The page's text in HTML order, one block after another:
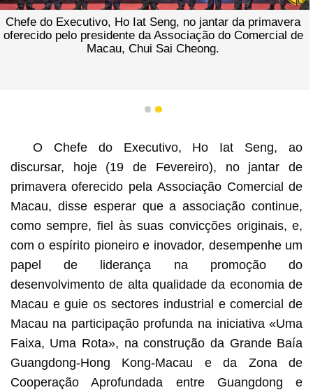
Chefe do Executivo, Ho Iat Seng, no jantar da primavera
oferecido pelo presidente da Associação do Comercial de
Macau, Chui Sai Cheong.
1 2
O Chefe do Executivo, Ho Iat Seng, ao
discursar, hoje (19 de Fevereiro), no jantar de
primavera oferecido pela Associação Comercial de
Macau, disse esperar que a associação continue,
como sempre, fiel às suas convicções originais, e,
com o espírito pioneiro e inovador, desempenhe um
papel de liderança na promoção do
desenvolvimento de alta qualidade da economia de
Macau e guie os sectores industrial e comercial de
Macau na participação profunda na iniciativa «Uma
Faixa, Uma Rota», na construção da Grande Baía
Guangdong-Hong Kong-Macau e da Zona de
Cooperação Aprofundada entre Guangdong e